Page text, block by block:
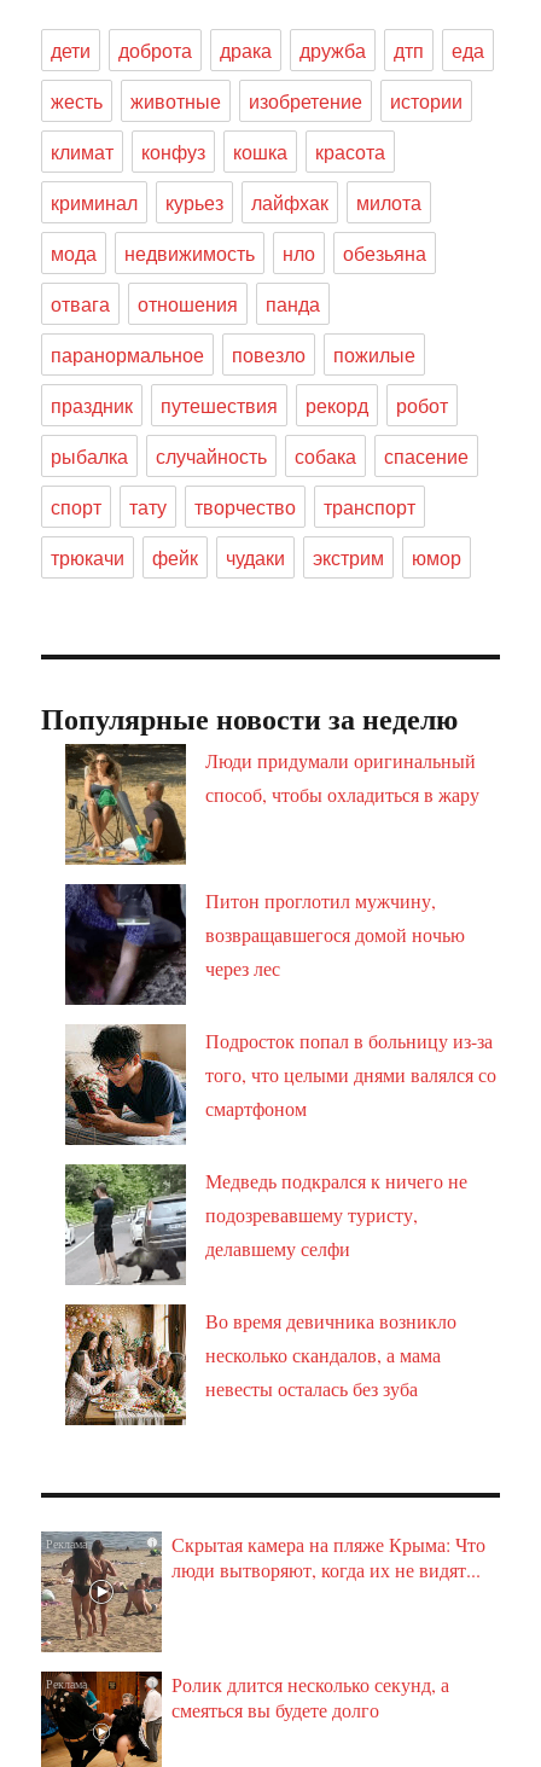
дети доброта драка дружба дтп
еда
жесть
животные изобретение
истории
климат
конфуз кошка
красота
криминал
курьез лайфхак
милота
мода
недвижимость нло
обезьяна
отвага
отношения
панда
паранормальное
повезло
пожилые
праздник
путешествия рекорд
робот
рыбалка
случайность собака
спасение
спорт
тату творчество
транспорт
трюкачи
фейк чудаки экстрим юмор
Популярные новости за неделю
Люди придумали оригинальный
способ, чтобы охладиться в жару
Питон проглотил мужчину,
возвращавшегося домой ночью
через лес
Подросток попал в больницу из-за
того, что целыми днями валялся со
смартфоном
Медведь подкрался к ничего не
подозревавшему туристу,
делавшему селфи
Во время девичника возникло
несколько скандалов, а мама
невесты осталась без зуба
i
Скрытая камера на пляже Крыма: Что
люди вытворяют, когда их не видят...
i
Ролик длится несколько секунд, а
смеяться вы будете долго